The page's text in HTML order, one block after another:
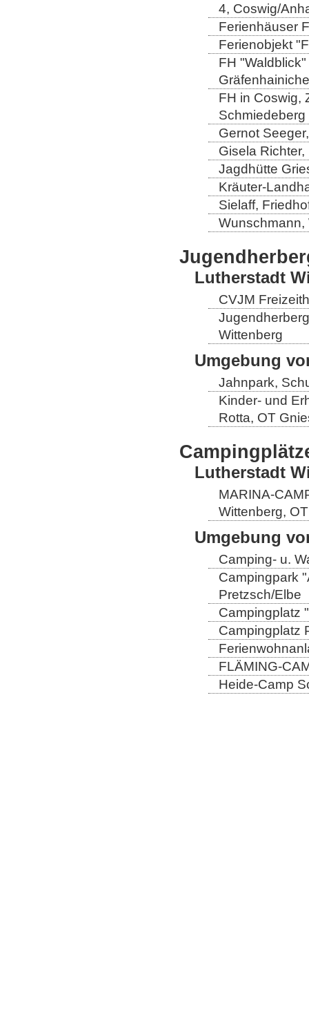
4, Coswig/
Ferienhäuser
Ferienobjekt
FH
FH in Coswig,
Schmiedeberg
Gernot
Gisela
Jagdhütte
Kräuter-
Sielaff,
Wunschmann,
Lutherstadt
CVJM
Wittenberg
Umgebung
Jahnpark,
Kinder- und
Rotta, OT
Lutherstadt
MARINA-
Wittenberg,
Umgebung
Camping- u.
Campingpark
Pretzsch/Elbe
Campingplatz
Campingplatz
FLÄMING-
Heide-Camp